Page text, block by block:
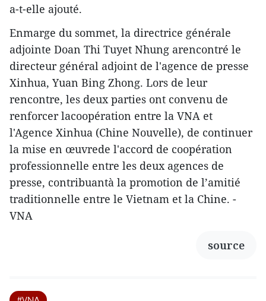
a-t-elle ajouté.
Enmarge du sommet, la directrice générale
adjointe Doan Thi Tuyet Nhung arencontré le
directeur général adjoint de l'agence de presse
Xinhua, Yuan Bing Zhong. Lors de leur
rencontre, les deux parties ont convenu de
renforcer lacoopération entre la VNA et
l'Agence Xinhua (Chine Nouvelle), de continuer
la mise en œuvrede l'accord de coopération
professionnelle entre les deux agences de
presse, contribuantà la promotion de l’amitié
traditionnelle entre le Vietnam et la Chine. -
VNA
source